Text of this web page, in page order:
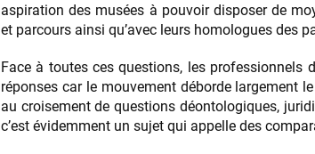
aspiration des musées à pouvoir disposer de
et parcours ainsi qu’avec leurs homologues des
Face à toutes ces questions, les professionnels
réponses car le mouvement déborde largement
au croisement de questions déontologiques,
c’est évidemment un sujet qui appelle des